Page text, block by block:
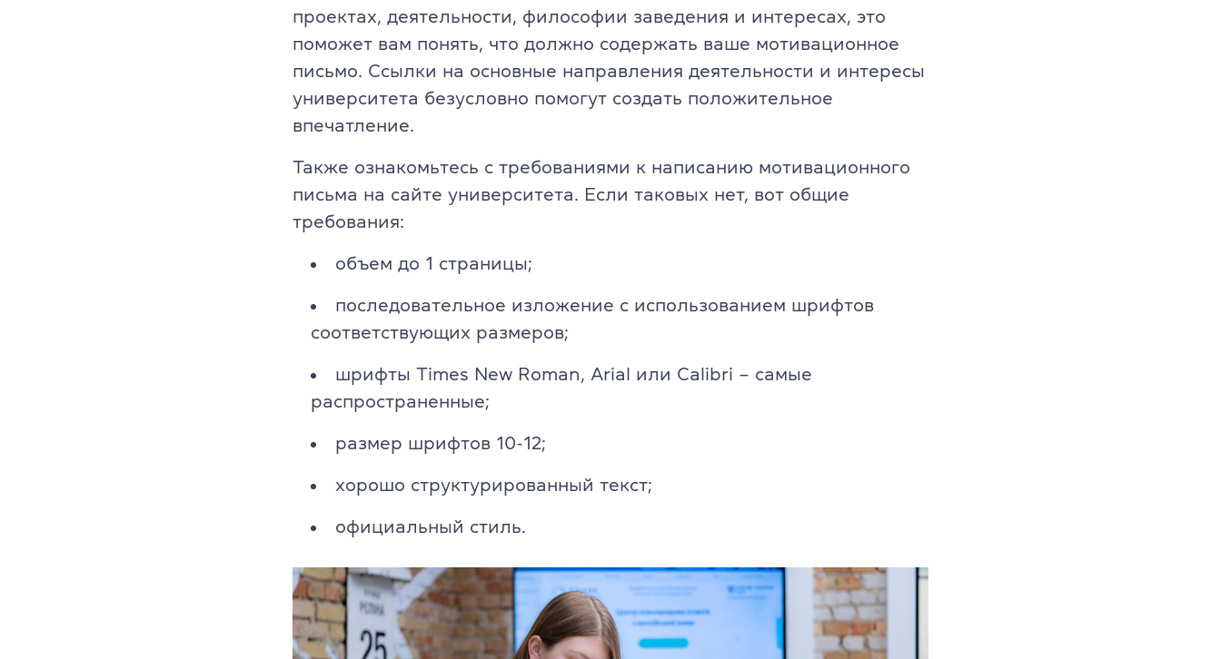
проектах, деятельности, философии заведения и интересах, это
поможет вам понять, что должно содержать ваше мотивационное
письмо. Ссылки на основные направления деятельности и интересы
университета безусловно помогут создать положительное
впечатление.
Также ознакомьтесь с требованиями к написанию мотивационного
письма на сайте университета. Если таковых нет, вот общие
требования:
объем до 1 страницы;
последовательное изложение с использованием шрифтов
соответствующих размеров;
шрифты Times New Roman, Arial или Calibri – самые
распространенные;
размер шрифтов 10-12;
хорошо структурированный текст;
официальный стиль.